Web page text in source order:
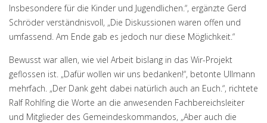
Insbesondere für die Kinder und Jugendlichen.“, ergänzte Gerd
Schröder verständnisvoll, „Die Diskussionen waren offen und
umfassend. Am Ende gab es jedoch nur diese Möglichkeit.“
Bewusst war allen, wie viel Arbeit bislang in das Wir-Projekt
geflossen ist. „Dafür wollen wir uns bedanken!“, betonte Ullmann
mehrfach. „Der Dank geht dabei natürlich auch an Euch.“, richtete
Ralf Rohlfing die Worte an die anwesenden Fachbereichsleiter
und Mitglieder des Gemeindeskommandos, „Aber auch die